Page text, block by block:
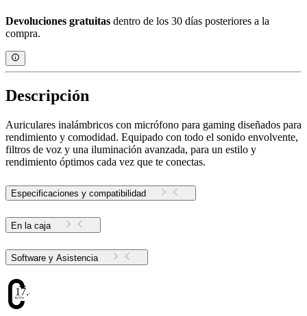
Devoluciones gratuitas dentro de los 30 días posteriores a la
compra.
Descripción
Auriculares inalámbricos con micrófono para gaming diseñados para
rendimiento y comodidad. Equipado con todo el sonido envolvente,
filtros de voz y una iluminación avanzada, para un estilo y
rendimiento óptimos cada vez que te conectas.
Especificaciones y compatibilidad
En la caja
Software y Asistencia
17.43